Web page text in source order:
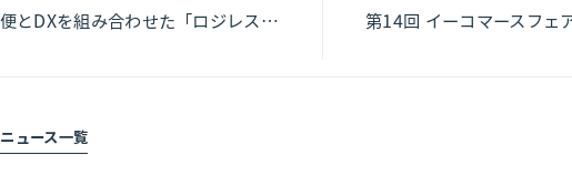
航空便とDXを組み合わせた「ロジレス便」の試験運転を4月1日より開始します
ニュース一覧